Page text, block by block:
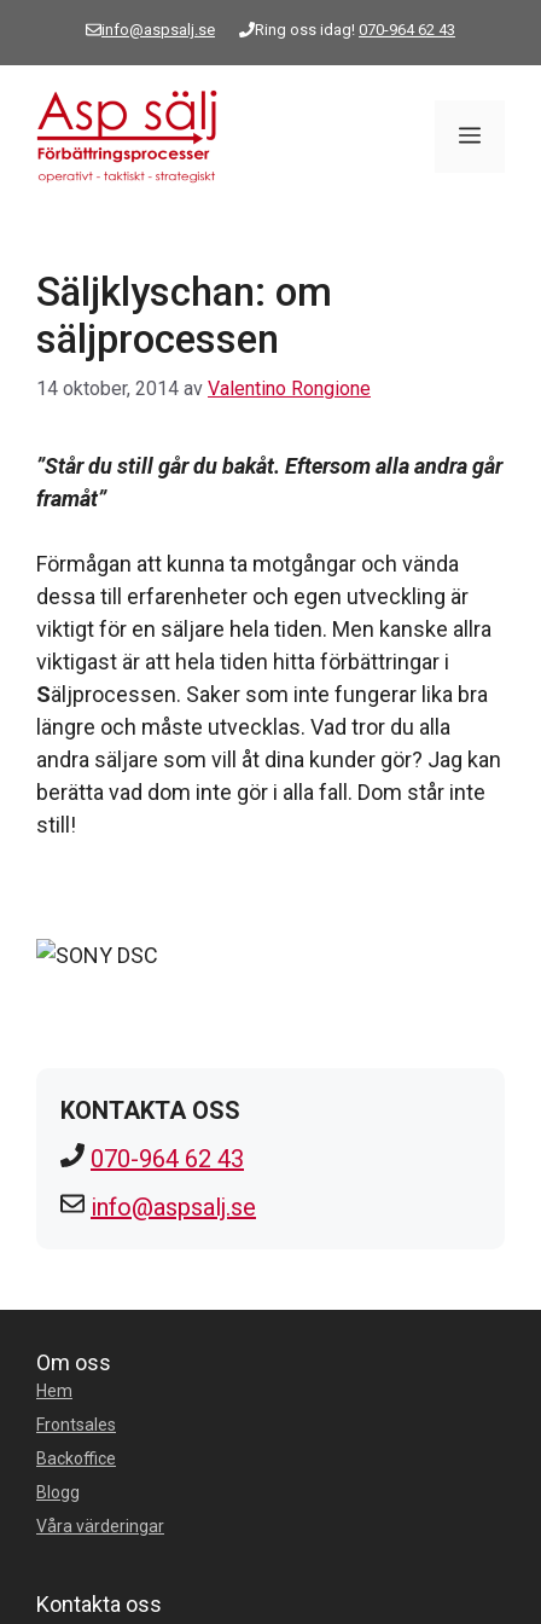
info@aspsalj.se Ring oss idag! 070-964 62 43
Meny
Säljklyschan: om
säljprocessen
14 oktober, 2014 av Valentino Rongione
”Står du still går du bakåt. Eftersom alla andra går
framåt”
Förmågan att kunna ta motgångar och vända
dessa till erfarenheter och egen utveckling är
viktigt för en säljare hela tiden. Men kanske allra
viktigast är att hela tiden hitta förbättringar i
Säljprocessen. Saker som inte fungerar lika bra
längre och måste utvecklas. Vad tror du alla
andra säljare som vill åt dina kunder gör? Jag kan
berätta vad dom inte gör i alla fall. Dom står inte
still!
KONTAKTA OSS
070-964 62 43
info@aspsalj.se
Om oss
Hem
Frontsales
Backoffice
Blogg
Våra värderingar
Kontakta oss